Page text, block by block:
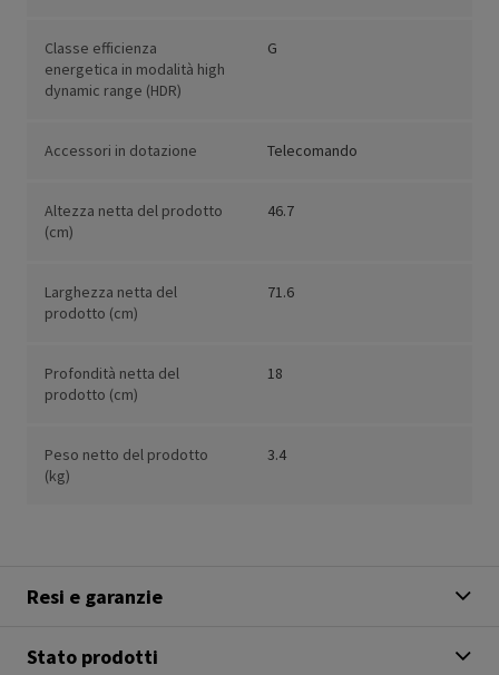
Classe efficienza
energetica in modalità high
dynamic range (HDR)
G
Accessori in dotazione Telecomando
Altezza netta del prodotto
(cm)
46.7
Larghezza netta del
prodotto (cm)
71.6
Profondità netta del
prodotto (cm)
18
Peso netto del prodotto
(kg)
3.4
Resi e garanzie
Stato prodotti